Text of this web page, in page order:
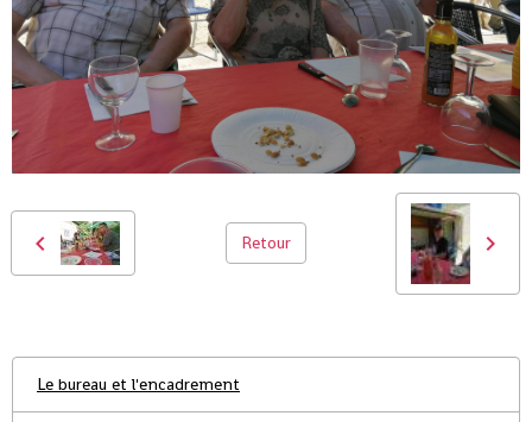
Retour
Le bureau et l'encadrement